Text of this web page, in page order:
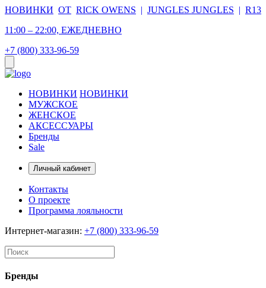
НОВИНКИ ОТ RICK OWENS | JUNGLES JUNGLES | R13
11:00 – 22:00, ЕЖЕДНЕВНО
+7 (800) 333-96-59
НОВИНКИ НОВИНКИ
МУЖСКОЕ
ЖЕНСКОЕ
АКСЕССУАРЫ
Бренды
Sale
Личный кабинет
Контакты
О проекте
Программа лояльности
Интернет-магазин: +7 (800) 333-96-59
Бренды